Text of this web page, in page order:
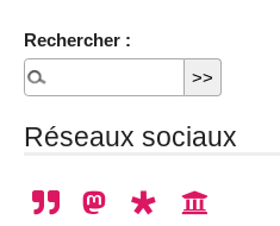
Rechercher :
Réseaux sociaux